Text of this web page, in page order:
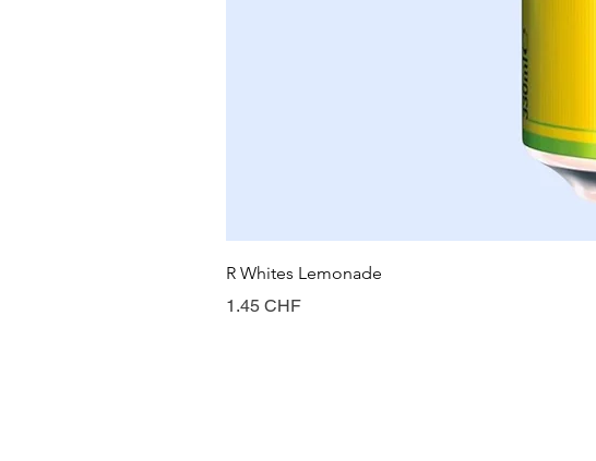
R Whites Lemonade
Prix
1.45 CHF